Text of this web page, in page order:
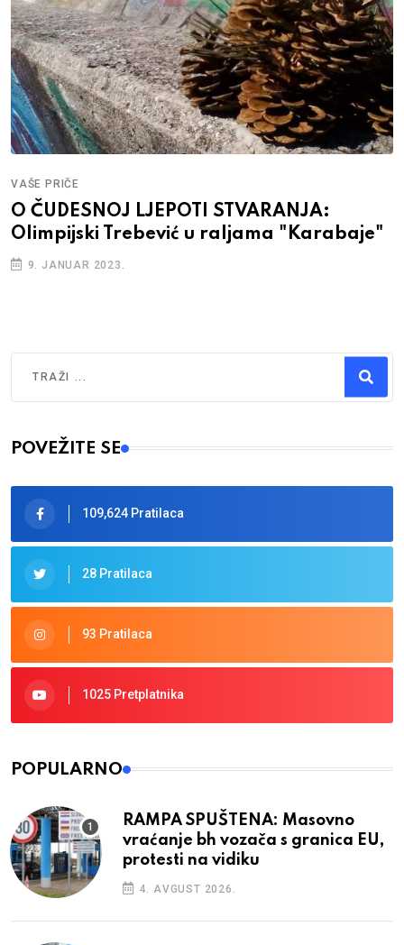
VAŠE PRIČE
O ČUDESNOJ LJEPOTI STVARANJA:
Olimpijski Trebević u raljama "Karabaje"
9. JANUAR 2023.
Type 2 or more characters for results.
POVEŽITE SE
109,624 Pratilaca
28 Pratilaca
93 Pratilaca
1025 Pretplatnika
POPULARNO
RAMPA SPUŠTENA: Masovno
vraćanje bh vozača s granica EU,
protesti na vidiku
4. AVGUST 2026.